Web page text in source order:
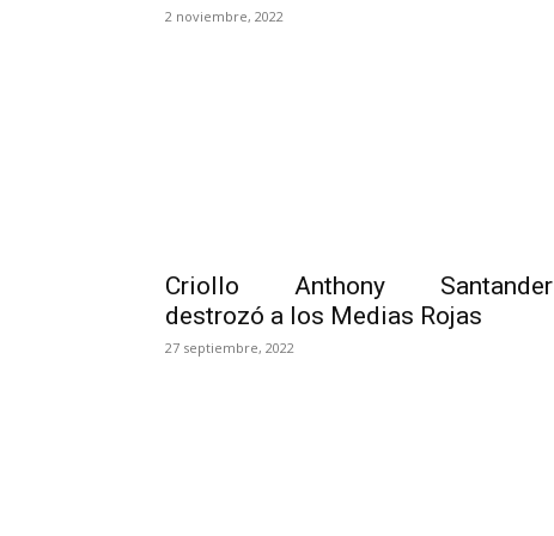
2 noviembre, 2022
Criollo Anthony Santander
destrozó a los Medias Rojas
27 septiembre, 2022